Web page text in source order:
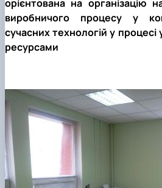
орієнтована на організацію
виробничого процесу у
сучасних технологій у
ресурсами